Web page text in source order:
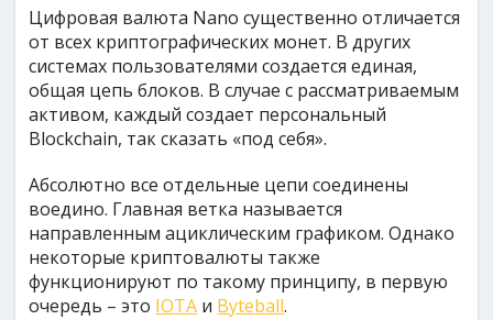
Цифровая валюта Nano существенно отличается
от всех криптографических монет. В других
системах пользователями создается единая,
общая цепь блоков. В случае с рассматриваемым
активом, каждый создает персональный
Blockchain, так сказать «под себя».
Абсолютно все отдельные цепи соединены
воедино. Главная ветка называется
направленным ациклическим графиком. Однако
некоторые криптовалюты также
функционируют по такому принципу, в первую
очередь – это IOTA и Byteball.